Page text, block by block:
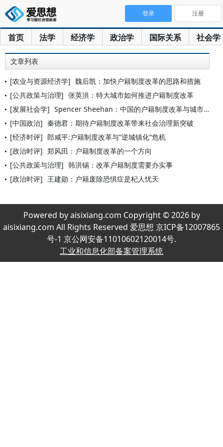
首页 法学 经济学 政治学 国际关系 社会学
登录 注册
文章列表
[农业与资源经济学] 魏后凯：加快户籍制度改革的思路和措施
[公共政策与治理] 张英洪：特大城市如何推进户籍制度改革
[发展社会学] Spencer Sheehan：中国的户籍制度改革与城市化面
[中国政治] 秦德君：期待户籍制度改革带来社会治理新突破
[经济时评] 郎咸平:户籍制度改革与“逆城镇化”危机
[政治时评] 郑风田：户籍制度改革的一个方向
[公共政策与治理] 韩洪锡：改革户籍制度需要办实事
[政治时评] 王建勋：户籍废除恐惧症是杞人忧天
Powered by aisixiang.com Copyright © 2026 by
aisixiang.com All Rights Reserved 爱思想 京ICP备12007865
号-1 京公网安备11010602120014号.
工业和信息化部备案管理系统